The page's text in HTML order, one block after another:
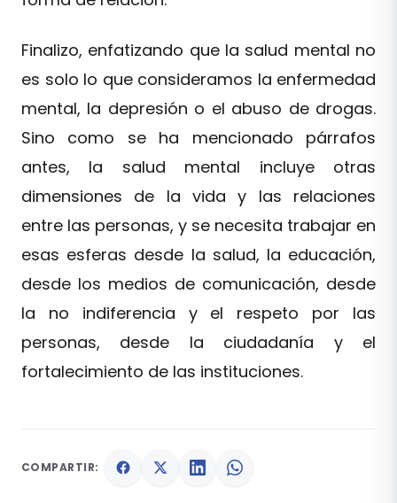
Finalizo, enfatizando que la salud mental no
es solo lo que consideramos la enfermedad
mental, la depresión o el abuso de drogas.
Sino como se ha mencionado párrafos
antes, la salud mental incluye otras
dimensiones de la vida y las relaciones
entre las personas, y se necesita trabajar en
esas esferas desde la salud, la educación,
desde los medios de comunicación, desde
la no indiferencia y el respeto por las
personas, desde la ciudadanía y el
fortalecimiento de las instituciones.
COMPARTIR: